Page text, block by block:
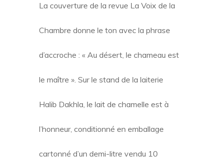
La couverture de la revue La Voix de la
Chambre donne le ton avec la phrase
d’accroche : « Au désert, le chameau est
le maître ». Sur le stand de la laiterie
Halib Dakhla, le lait de chamelle est à
l’honneur, conditionné en emballage
cartonné d’un demi-litre vendu 10